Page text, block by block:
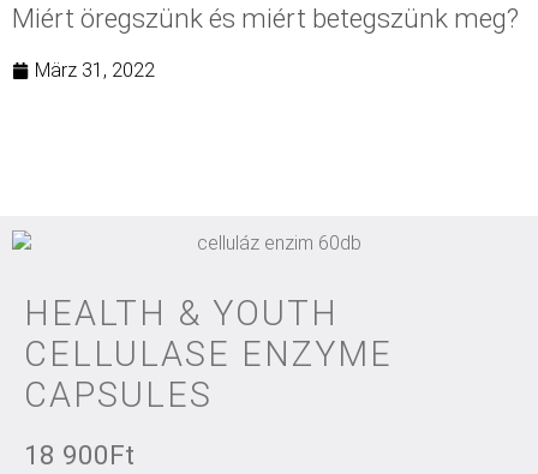
Miért öregszünk és miért betegszünk meg?
März 31, 2022
HEALTH & YOUTH
CELLULASE ENZYME
CAPSULES
18 900Ft